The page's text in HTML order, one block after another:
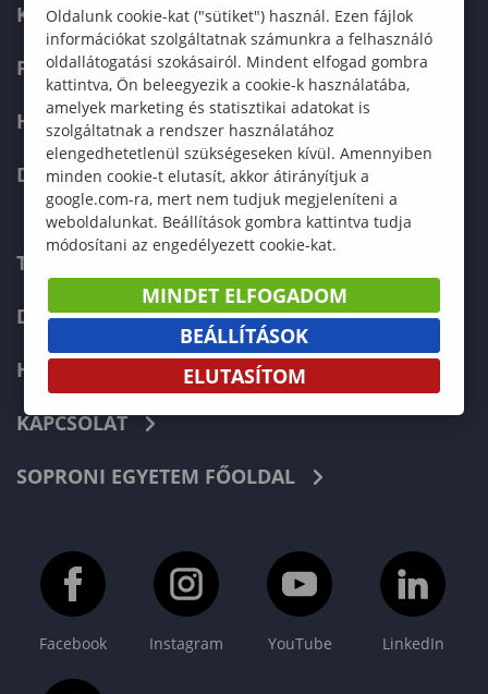
KÉPZÉSEK
FELVÉTELIZŐKNEK
HALLGATÓKNAK
DOKTORI ISKOLA
TELEFONKÖNYV
DOKUMENTUMOK
HÍREK
KAPCSOLAT
SOPRONI EGYETEM FŐOLDAL
Facebook Instagram YouTube LinkedIn
Oldalunk cookie-kat ("sütiket") használ. Ezen fájlok
információkat szolgáltatnak számunkra a felhasználó
oldallátogatási szokásairól. Mindent elfogad gombra
kattintva, Ön beleegyezik a cookie-k használatába,
amelyek marketing és statisztikai adatokat is
szolgáltatnak a rendszer használatához
elengedhetetlenül szükségeseken kívül. Amennyiben
minden cookie-t elutasít, akkor átirányítjuk a
google.com-ra, mert nem tudjuk megjeleníteni a
weboldalunkat. Beállítások gombra kattintva tudja
módosítani az engedélyezett cookie-kat.
MINDET ELFOGADOM
BEÁLLÍTÁSOK
ELUTASÍTOM